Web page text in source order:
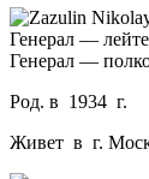
Генерал —
Генерал —
Род. в 1934 г.
Живет в г.